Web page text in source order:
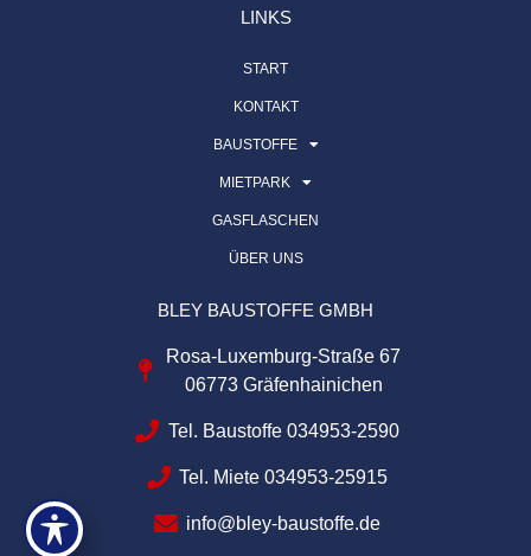
LINKS
START
KONTAKT
BAUSTOFFE
MIETPARK
GASFLASCHEN
ÜBER UNS
BLEY BAUSTOFFE GMBH
Rosa-Luxemburg-Straße 67
06773 Gräfenhainichen
Tel. Baustoffe 034953-2590
Tel. Miete 034953-25915
info@bley-baustoffe.de